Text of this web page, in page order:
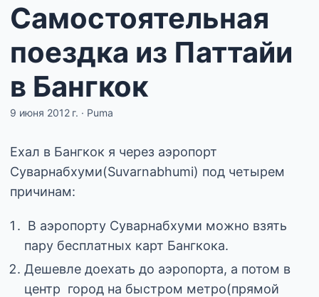
Самостоятельная
поездка из Паттайи
в Бангкок
9 июня 2012 г. · Puma
Ехал в Бангкок я через аэропорт
Суварнабхуми(Suvarnabhumi) под четырем
причинам:
В аэропорту Суварнабхуми можно взять
пару бесплатных карт Бангкока.
Дешевле доехать до аэропорта, а потом в
центр город на быстром метро(прямой